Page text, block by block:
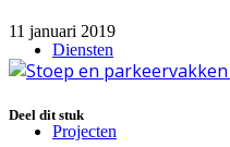
Diensten
Projecten
11 januari 2019
Deel dit stuk